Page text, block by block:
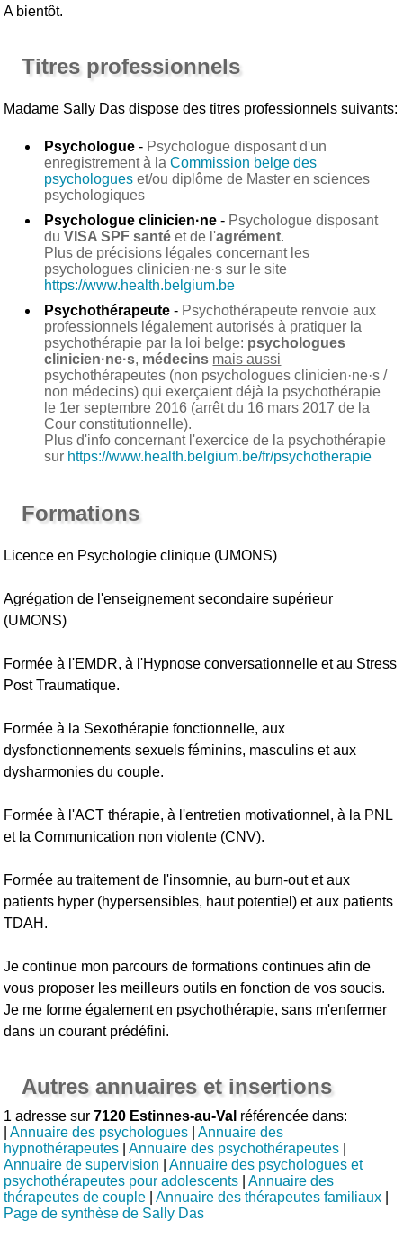
A bientôt.
Titres professionnels
Madame Sally Das dispose des titres professionnels suivants:
Psychologue - Psychologue disposant d'un
enregistrement à laCommission belge des
psychologues et/ou diplôme de Master en sciences
psychologiques
Psychologue clinicien·ne - Psychologue disposant
duVISA SPF santé et de l'agrément.
Plus de précisions légales concernant les
psychologues clinicien·ne·s sur le site
https://www.health.belgium.be
Psychothérapeute - Psychothérapeute renvoie aux
professionnels légalement autorisés à pratiquer la
psychothérapie par la loi belge: psychologues
clinicien·ne·s, médecins mais aussi
psychothérapeutes (non psychologues clinicien·ne·s /
non médecins) qui exerçaient déjà la psychothérapie
le 1er septembre 2016 (arrêt du 16 mars 2017 de la
Cour constitutionnelle).
Plus d'info concernant l'exercice de la psychothérapie
sur https://www.health.belgium.be/fr/psychotherapie
Formations
Licence en Psychologie clinique (UMONS)
Agrégation de l'enseignement secondaire supérieur
(UMONS)
Formée à l'EMDR, à l'Hypnose conversationnelle et au Stress
Post Traumatique.
Formée à la Sexothérapie fonctionnelle, aux
dysfonctionnements sexuels féminins, masculins et aux
dysharmonies du couple.
Formée à l'ACT thérapie, à l'entretien motivationnel, à la PNL
et la Communication non violente (CNV).
Formée au traitement de l'insomnie, au burn-out et aux
patients hyper (hypersensibles, haut potentiel) et aux patients
TDAH.
Je continue mon parcours de formations continues afin de
vous proposer les meilleurs outils en fonction de vos soucis.
Je me forme également en psychothérapie, sans m'enfermer
dans un courant prédéfini.
Autres annuaires et insertions
1 adresse sur7120 Estinnes-au-Val référencée dans:
|Annuaire des psychologues |Annuaire des
hypnothérapeutes |Annuaire des psychothérapeutes
Annuaire de supervision |Annuaire des psychologues et
psychothérapeutes pour adolescents |Annuaire des
thérapeutes de couple |Annuaire des thérapeutes familiaux
Page de synthèse de Sally Das